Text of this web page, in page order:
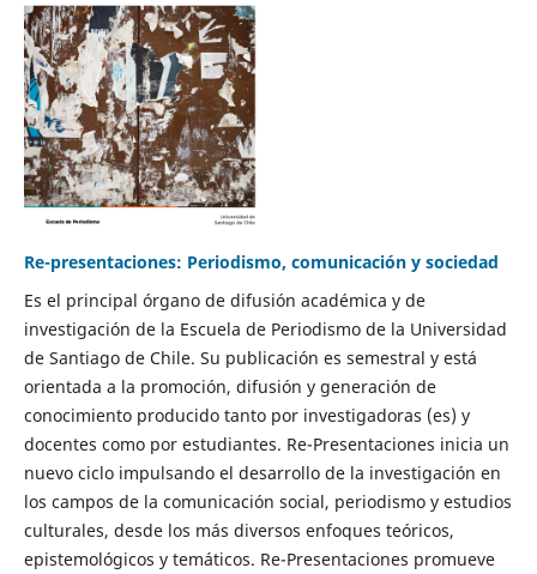
Re-presentaciones: Periodismo, comunicación y sociedad
Es el principal órgano de difusión académica y de
investigación de la Escuela de Periodismo de la Universidad
de Santiago de Chile. Su publicación es semestral y está
orientada a la promoción, difusión y generación de
conocimiento producido tanto por investigadoras (es) y
docentes como por estudiantes. Re-Presentaciones inicia un
nuevo ciclo impulsando el desarrollo de la investigación en
los campos de la comunicación social, periodismo y estudios
culturales, desde los más diversos enfoques teóricos,
epistemológicos y temáticos. Re-Presentaciones promueve